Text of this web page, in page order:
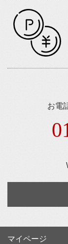
お電
マイページ